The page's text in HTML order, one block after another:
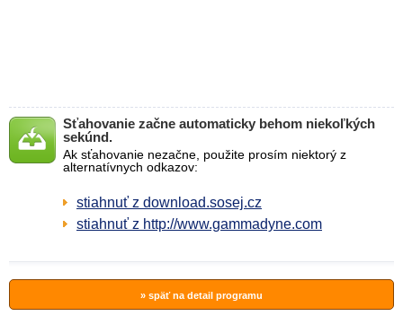
Sťahovanie začne automaticky behom niekoľkých
sekúnd.
Ak sťahovanie nezačne, použite prosím niektorý z
alternatívnych odkazov:
stiahnuť z download.sosej.cz
stiahnuť z http://www.gammadyne.com
» späť na detail programu